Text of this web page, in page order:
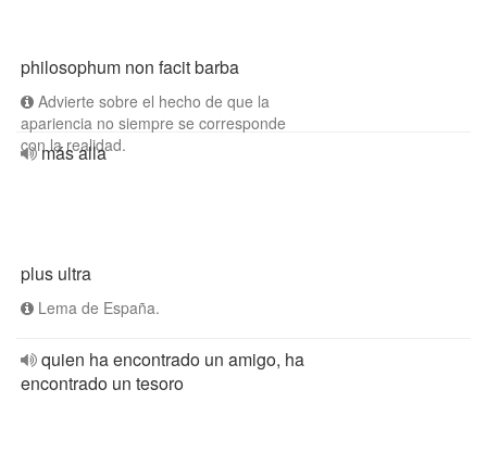
philosophum non facit barba
Advierte sobre el hecho de que la
apariencia no siempre se corresponde
con la realidad.
más alla
plus ultra
Lema de España.
quien ha encontrado un amigo, ha
encontrado un tesoro